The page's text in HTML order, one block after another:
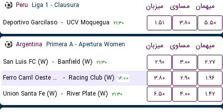
Peru Liga 1 - Clausura میزبان مساوی میهمان
Deportivo Garcilaso - UCV Moquegua ۲۱:۳۰ ۱.۵۱ ۳.۸۰ ۵.۵۰
Argentina Primera A - Apertura Women میزبان مساوی میهمان
San Luis FC (W) - Banfield (W) ۲۱:۳۰ ۲.۹۰ ۳.۰۰
۲.۲۷
Ferro Carril Oeste (W)
- Racing Club (W) ۱۶:۰۰ ۳.۸۰ ۲.۹۰
۱.۹۶
Union Santa Fe (W) - River Plate (W) ۲۱:۳۰ ۶.۵۰ ۴.۰۰ ۱.۴۲